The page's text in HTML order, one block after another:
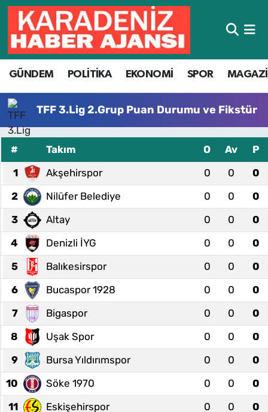
GÜNDEM POLİTİKA EKONOMİ SPOR
TFF 3.Lig 2.Grup Puan Durumu ve Fikstür
# Takım O Av
P
1
Akşehirspor 0 0
0
2
Nilüfer Belediye 0 0
0
3
Altay 0 0
0
4
Denizli İYG 0 0
0
5
Balıkesirspor 0 0
0
6
Bucaspor 1928 0 0
0
7
Bigaspor 0 0
0
8
Uşak Spor 0 0
0
9
Bursa Yıldırımspor 0 0
0
10
Söke 1970 0 0
0
11
Eskişehirspor 0 0
0
Hava Durumu
Trafik Durumu
Süper Lig Puan Durumu ve Fikstür
Tüm Manşetler
Son Dakika Haberleri
Haber Arşivi